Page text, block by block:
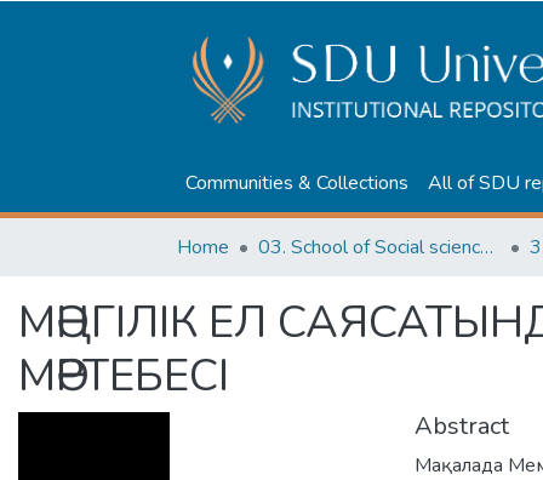
Communities & Collections All of SDU
Home 03. School of Social sciences, Business and Law
МӘҢГІЛІК ЕЛ
МӘРТЕБЕСІ
Abstract
Мақалада